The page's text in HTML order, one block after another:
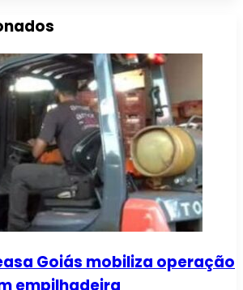
Goiás mobiliza operação
empilhadeira